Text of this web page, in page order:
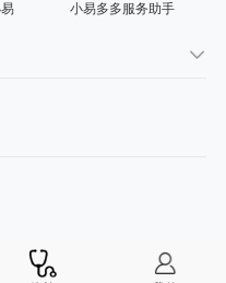
小易多多服务助手